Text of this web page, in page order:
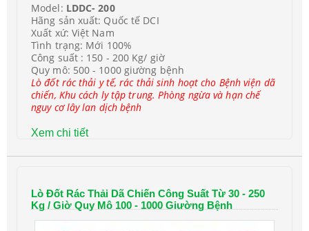
Model: LDDC- 200
Hãng sản xuất: Quốc tế DCI
Xuất xứ: Việt Nam
Tình trạng: Mới 100%
Công suất : 150 - 200 Kg/ giờ
Quy mô: 500 - 1000 giường bệnh
Lò đốt rác thải y tế, rác thải sinh hoạt cho Bệnh viện dã
chiến, Khu cách ly tập trung. Phòng ngừa và hạn chế
nguy cơ lây lan dịch bệnh
Xem chi tiết
Lò Đốt Rác Thải Dã Chiến Công Suất Từ 30 - 250
Kg / Giờ Quy Mô 100 - 1000 Giường Bệnh